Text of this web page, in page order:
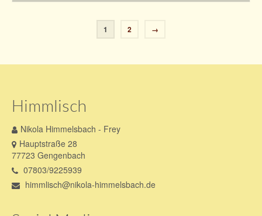
1 2 →
Himmlisch
Nikola Himmelsbach - Frey
Hauptstraße 28
77723 Gengenbach
07803/9225939
himmlisch@nikola-himmelsbach.de